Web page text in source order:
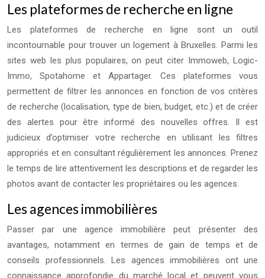
Les plateformes de recherche en ligne
Les plateformes de recherche en ligne sont un outil
incontournable pour trouver un logement à Bruxelles. Parmi les
sites web les plus populaires, on peut citer Immoweb, Logic-
Immo, Spotahome et Appartager. Ces plateformes vous
permettent de filtrer les annonces en fonction de vos critères
de recherche (localisation, type de bien, budget, etc.) et de créer
des alertes pour être informé des nouvelles offres. Il est
judicieux d’optimiser votre recherche en utilisant les filtres
appropriés et en consultant régulièrement les annonces. Prenez
le temps de lire attentivement les descriptions et de regarder les
photos avant de contacter les propriétaires ou les agences.
Les agences immobilières
Passer par une agence immobilière peut présenter des
avantages, notamment en termes de gain de temps et de
conseils professionnels. Les agences immobilières ont une
connaissance approfondie du marché local et peuvent vous